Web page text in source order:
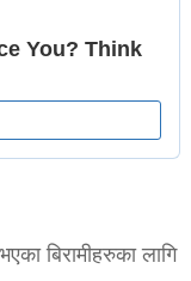
बिरामीहरुका लागि